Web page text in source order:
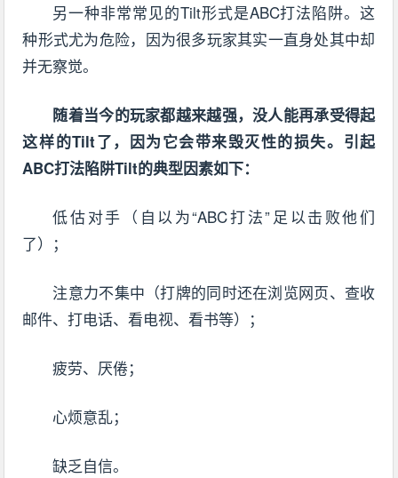
另一种非常常见的Tilt形式是ABC打法陷阱。这
种形式尤为危险，因为很多玩家其实一直身处其中却
并无察觉。
随着当今的玩家都越来越强，没人能再承受得起
这样的Tilt了，因为它会带来毁灭性的损失。引起
ABC打法陷阱Tilt的典型因素如下：
低估对手（自以为“ABC打法”足以击败他们
了）；
注意力不集中（打牌的同时还在浏览网页、查收
邮件、打电话、看电视、看书等）；
疲劳、厌倦；
心烦意乱；
缺乏自信。